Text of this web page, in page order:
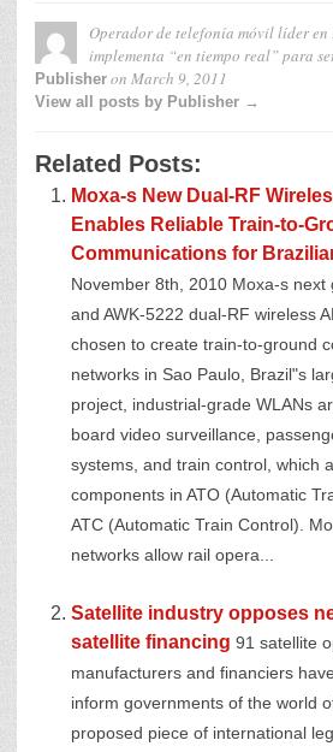
Operador de telefonía móvil líder
implementa “en tiempo real” para
Publisher on March 9, 2011
View all posts by Publisher →
Related Posts:
Moxa-s New Dual-RF
Enables Reliable Train-to-
Communications for
November 8th, 2010 Moxa-s next
and AWK-5222 dual-RF wireless
chosen to create train-to-ground
networks in Sao Paulo, Brazil"s
project, industrial-grade WLANs
board video surveillance,
systems, and train control, which
components in ATO (Automatic
ATC (Automatic Train Control).
networks allow rail opera...
Satellite industry opposes
satellite financing 91 satellite
manufacturers and financiers
inform governments of the world
proposed piece of international